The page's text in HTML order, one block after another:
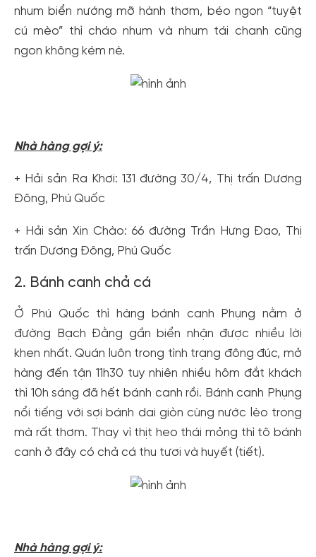
nhum biển nướng mỡ hành thơm, béo ngon “tuyệt
cú mèo” thì cháo nhum và nhum tái chanh cũng
ngon không kém nè.
Nhà hàng gợi ý:
+ Hải sản Ra Khơi: 131 đường 30/4, Thị trấn Dương
Đông, Phú Quốc
+ Hải sản Xin Chào: 66 đường Trần Hưng Đạo, Thị
trấn Dương Đông, Phú Quốc
2. Bánh canh chả cá
Ở Phú Quốc thì hàng bánh canh Phụng nằm ở
đường Bạch Đằng gần biển nhận được nhiều lời
khen nhất. Quán luôn trong tình trạng đông đúc, mở
hàng đến tận 11h30 tuy nhiên nhiều hôm đắt khách
thì 10h sáng đã hết bánh canh rồi. Bánh canh Phụng
nổi tiếng với sợi bánh dai giòn cùng nước lèo trong
mà rất thơm. Thay vì thịt heo thái mỏng thì tô bánh
canh ở đây có chả cá thu tươi và huyết (tiết).
Nhà hàng gợi ý: